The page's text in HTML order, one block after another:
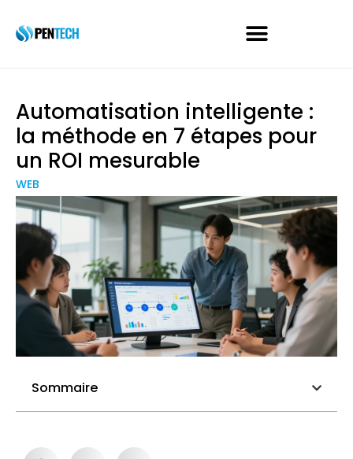
Automatisation intelligente :
la méthode en 7 étapes pour
un ROI mesurable
WEB
Sommaire